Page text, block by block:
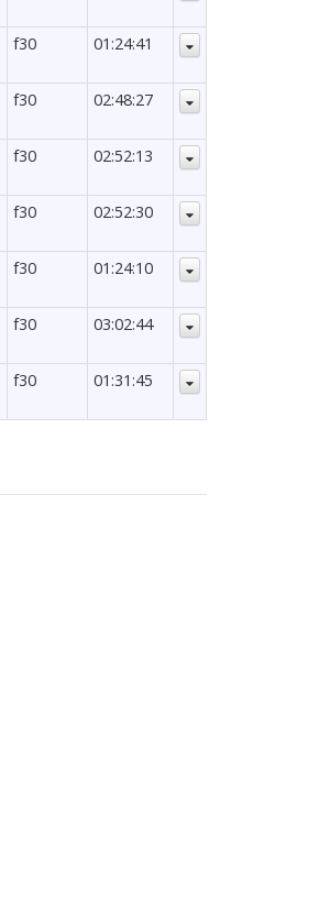
f30 01:24:41
f30 02:48:27
f30 02:52:13
f30 02:52:30
f30 01:24:10
f30 03:02:44
f30 01:31:45